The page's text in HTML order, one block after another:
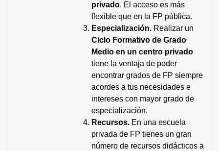
privado. El acceso es más
flexible que en la FP pública.
Especialización. Realizar un
Ciclo Formativo de Grado
Medio en un centro privado
tiene la ventaja de poder
encontrar grados de FP siempre
acordes a tus necesidades e
intereses con mayor grado de
especialización.
Recursos. En una escuela
privada de FP tienes un gran
número de recursos didácticos a